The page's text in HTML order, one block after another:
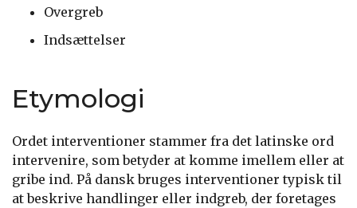
Overgreb
Indsættelser
Etymologi
Ordet interventioner stammer fra det latinske ord
intervenire, som betyder at komme imellem eller at
gribe ind. På dansk bruges interventioner typisk til
at beskrive handlinger eller indgreb, der foretages